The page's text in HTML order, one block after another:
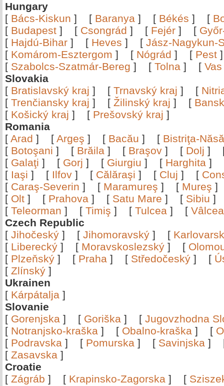
Hungary
[ Bács-Kiskun ] [ Baranya ] [ Békés ] [
[ Budapest ] [ Csongrád ] [ Fejér ] [
[ Hajdú-Bihar ] [ Heves ] [ Jász-Nagykun-
[ Komárom-Esztergom ] [ Nógrád ] [ Pest
[ Szabolcs-Szatmár-Bereg ] [ Tolna ] [ Vas
Slovakia
[ Bratislavský kraj ] [ Trnavský kraj ] [
[ Trenčiansky kraj ] [ Žilinský kraj ] [
[ Košický kraj ] [ Prešovský kraj ]
Romania
[ Arad ] [ Argeş ] [ Bacău ] [ Bistriţa-
[ Botoşani ] [ Brăila ] [ Braşov ] [ Dolj ]
[ Galaţi ] [ Gorj ] [ Giurgiu ] [ Harghita ]
[ Iaşi ] [ Ilfov ] [ Călăraşi ] [ Cluj ] [
[ Caraş-Severin ] [ Maramureş ] [ Mureş
[ Olt ] [ Prahova ] [ Satu Mare ] [ Sibiu
[ Teleorman ] [ Timiş ] [ Tulcea ] [
Czech Republic
[ Jihočeský ] [ Jihomoravský ] [
[ Liberecký ] [ Moravskoslezský ] [
[ Plzeňský ] [ Praha ] [ Středočeský ] [
[ Zlínský ]
Ukrainen
[ Kárpátalja ]
Slovanie
[ Gorenjska ] [ Goriška ] [ Jugovzhodna
[ Notranjsko-kraška ] [ Obalno-kraška ] [
[ Podravska ] [ Pomurska ] [ Savinjska ]
[ Zasavska ]
Croatie
[ Zágráb ] [ Krapinsko-Zagorska ] [